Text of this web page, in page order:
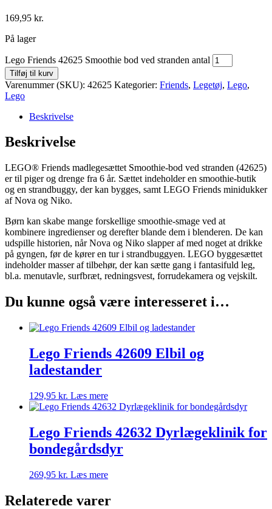
169,95 kr.
På lager
Lego Friends 42625 Smoothie bod ved stranden antal
Tilføj til kurv
Varenummer (SKU): 42625 Kategorier: Friends, Legetøj, Lego,
Lego
Beskrivelse
Beskrivelse
LEGO® Friends madlegesættet Smoothie-bod ved stranden (42625)
er til piger og drenge fra 6 år. Sættet indeholder en smoothie-butik
og en strandbuggy, der kan bygges, samt LEGO Friends minidukker
af Nova og Niko.
Børn kan skabe mange forskellige smoothie-smage ved at
kombinere ingredienser og derefter blande dem i blenderen. De kan
udspille historien, når Nova og Niko slapper af med noget at drikke
på gyngen, før de kører en tur i strandbuggyen. LEGO byggesættet
indeholder masser af tilbehør, der kan sætte gang i fantasifuld leg,
bl.a. menutavle, surfbræt, redningsvest, forrudekamera og vejskilt.
Du kunne også være interesseret i…
Lego Friends 42609 Elbil og
ladestander
129,95 kr. Læs mere
Lego Friends 42632 Dyrlægeklinik for
bondegårdsdyr
269,95 kr. Læs mere
Relaterede varer